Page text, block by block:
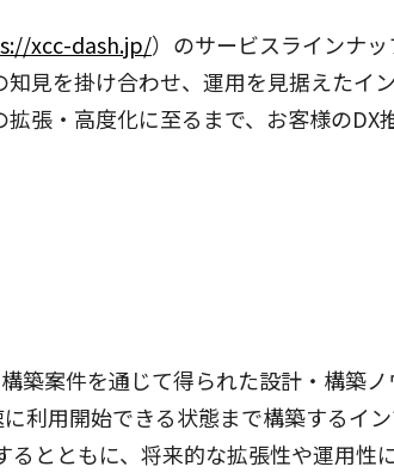
xcc-dash.jp/）のサービスラインナ
見を掛け合わせ、運用を見据えたイ
張・高度化に至るまで、お客様のDX
築案件を通じて得られた設計・構築
利用開始できる状態まで構築するイ
とともに、将来的な拡張性や運用性